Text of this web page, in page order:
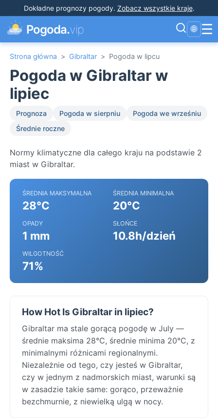
Dokładne prognozy pogody. Zobacz wszystkie kraje.
Pogoda.vip 🌐 ☰
Strona główna > Gibraltar > Pogoda w lipcu
Pogoda w Gibraltar w
lipiec
Prognoza Pogoda w sierpniu
Pogoda we wrześniu
Średnie roczne
Normy klimatyczne dla całego kraju na podstawie 2
miast w Gibraltar.
ŚREDNIA MAKSYMALNA
28°C
ŚREDNIA MINIMALNA
20°C
OPADY
1 mm
SŁOŃCE
10.8h/dzień
WILGOTNOŚĆ
71%
How Hot Is Gibraltar in lipiec?
Gibraltar ma stale gorącą pogodę w July —
średnie maksima 28°C, średnie minima 20°C, z
minimalnymi różnicami regionalnymi.
Niezależnie od tego, czy jesteś w Gibraltar,
czy w jednym z nadmorskich miast, warunki są
w zasadzie takie same: gorąco, przeważnie
bezchmurnie, z niewielką ulgą w nocy.